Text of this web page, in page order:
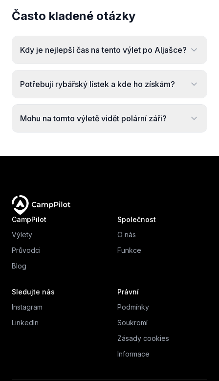
Často kladené otázky
Kdy je nejlepší čas na tento výlet po Aljašce?
Potřebuji rybářský lístek a kde ho získám?
Mohu na tomto výletě vidět polární záři?
CampPilot
Výlety
Průvodci
Blog
Společnost
O nás
Funkce
Sledujte nás
Instagram
LinkedIn
Právní
Podmínky
Soukromí
Zásady cookies
Informace